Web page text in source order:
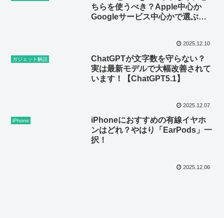
ちらを使うべき？Apple中心か
Googleサービス中心かで選ぶべ
2025.12.10
ガジェット解説
ChatGPTが文字数を守らない？
実は最新モデルで大幅改善されて
います！【ChatGPT5.1】
2025.12.07
iPhone
iPhoneにおすすめの有線イヤホ
ンはどれ？やはり「EarPods」一
択！
2025.12.06